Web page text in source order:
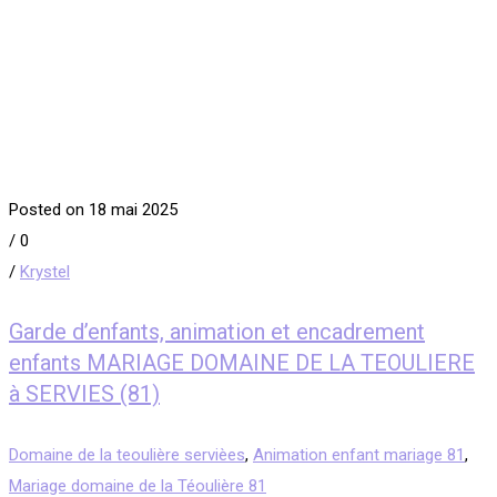
Posted on 18 mai 2025
/ 0
/ Krystel
Garde d’enfants, animation et encadrement
enfants MARIAGE DOMAINE DE LA TEOULIERE
à SERVIES (81)
Domaine de la teoulière servièes, Animation enfant mariage 81,
Mariage domaine de la Téoulière 81